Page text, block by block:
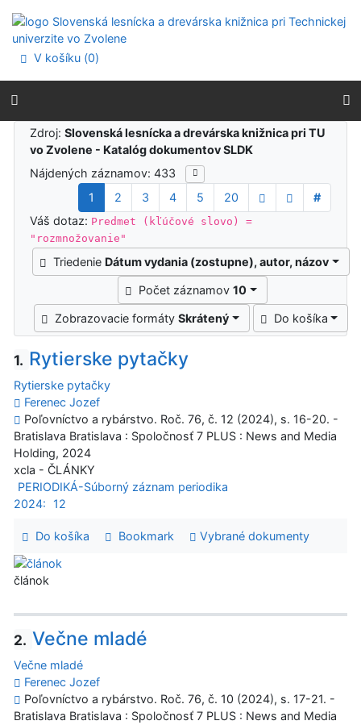
Prejsť na menu
Prehlásenie o webovej prístupnosti
V košíku (0)
Výsledky vyhľadávania
Zdroj:Slovenská lesnícka a drevárska knižnica pri TU
vo Zvolene - Katalóg dokumentov SLDK
Nájdených záznamov: 433
1
2 3 4 5 20
#
Váš dotaz: Predmet (kľúčové slovo) =
"rozmnožovanie"
Triedenie Dátum vydania (zostupne), autor, názov
Počet záznamov10
Zobrazovacie formátySkrátený Do košíka
1. Rytierske pytačky
Rytierske pytačky
Ferenec Jozef
Poľovníctvo a rybárstvo. Roč. 76, č. 12 (2024), s. 16-20. -
Bratislava Bratislava : Spoločnosť 7 PLUS : News and Media
Holding, 2024
xcla - ČLÁNKY
PERIODIKÁ-Súborný záznam periodika
2024:
12
Do košíka Bookmark Vybrané dokumenty
článok
2. Večne mladé
Večne mladé
Ferenec Jozef
Poľovníctvo a rybárstvo. Roč. 76, č. 10 (2024), s. 17-21. -
Bratislava Bratislava : Spoločnosť 7 PLUS : News and Media